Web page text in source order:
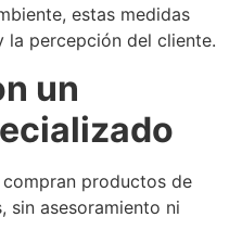
estas medidas
la percepción del cliente.
un
productos de
sin asesoramiento ni